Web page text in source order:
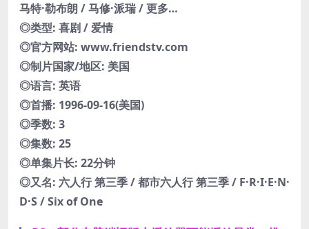
马特·勒布朗 / 马修·派瑞 / 更多…
◎类型: 喜剧 / 爱情
◎官方网站: www.friendstv.com
◎制片国家/地区: 美国
◎语言: 英语
◎首播: 1996-09-16(美国)
◎季数: 3
◎集数: 25
◎单集片长: 22分钟
◎又名: 六人行 第三季 / 都市六人行 第三季 / F·R·I·E·N·
D·S / Six of One